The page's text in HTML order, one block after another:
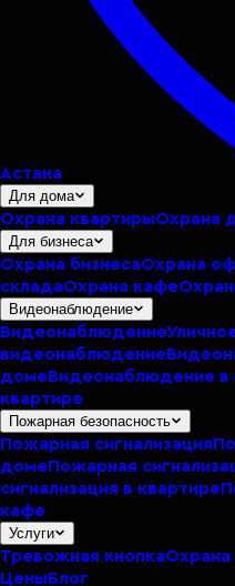
Астана
Для дома
Охрана квартирыОхрана
Для бизнеса
Охрана бизнесаОхрана
складаОхрана кафе
Видеонаблюдение
Видеонаблюдение
видеонаблюдение
домеВидеонаблюдение в
квартире
Пожарная безопасность
Пожарная сигнализация
домеПожарная
сигнализация в квартире
кафе
Услуги
Тревожная кнопкаОхрана
ЦеныБлог